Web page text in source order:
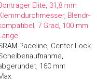
Elite, 31,8 mm
Blendr-
7 Grad, 100 mm
Paceline, Center Lock
160 mm